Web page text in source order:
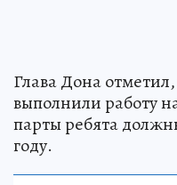
Глава Дона
выполнили работу
парты ребята
году.